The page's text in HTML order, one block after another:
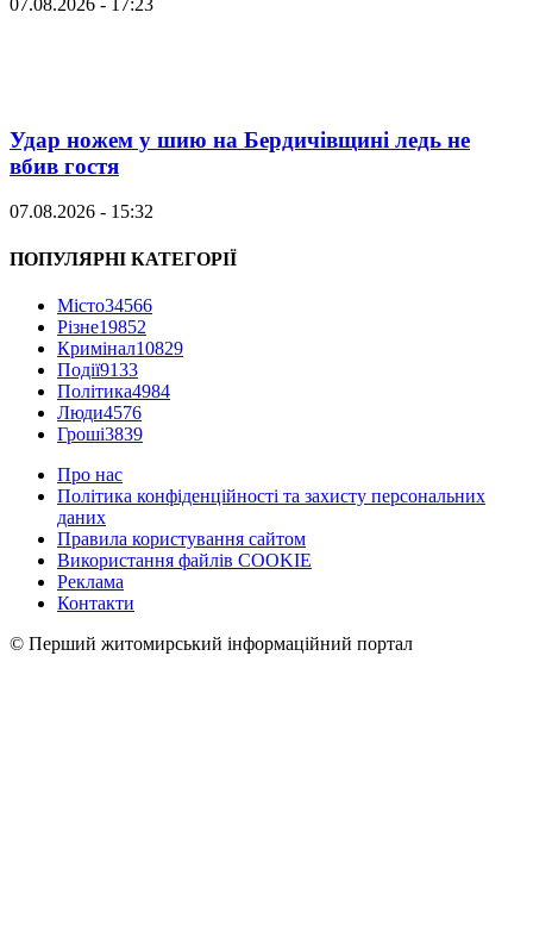
07.08.2026 - 17:23
Удар ножем у шию на Бердичівщині ледь не
вбив гостя
07.08.2026 - 15:32
ПОПУЛЯРНІ КАТЕГОРІЇ
Місто34566
Різне19852
Кримінал10829
Події9133
Політика4984
Люди4576
Гроші3839
Про нас
Політика конфіденційності та захисту персональних
даних
Правила користування сайтом
Використання файлів COOKIE
Реклама
Контакти
© Перший житомирський інформаційний портал